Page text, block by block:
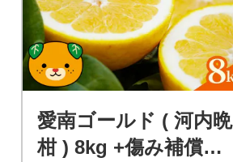
愛南ゴールド ( 河内晩
柑 ) 8kg +傷み補償分1